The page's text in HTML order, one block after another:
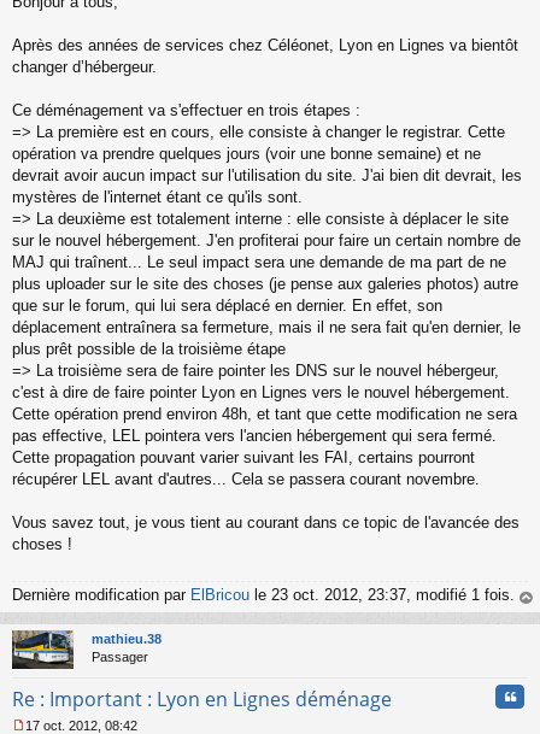
e
s
g
n
o
n
u
Après des années de services chez Céléonet, Lyon en Lignes va bientôt
changer d’hébergeur.
Ce déménagement va s'effectuer en trois étapes :
=> La première est en cours, elle consiste à changer le registrar. Cette
opération va prendre quelques jours (voir une bonne semaine) et ne
devrait avoir aucun impact sur l'utilisation du site. J'ai bien dit devrait, les
mystères de l'internet étant ce qu'ils sont.
=> La deuxième est totalement interne : elle consiste à déplacer le site
sur le nouvel hébergement. J'en profiterai pour faire un certain nombre de
MAJ qui traînent... Le seul impact sera une demande de ma part de ne
plus uploader sur le site des choses (je pense aux galeries photos) autre
que sur le forum, qui lui sera déplacé en dernier. En effet, son
déplacement entraînera sa fermeture, mais il ne sera fait qu'en dernier, le
plus prêt possible de la troisième étape
=> La troisième sera de faire pointer les DNS sur le nouvel hébergeur,
c'est à dire de faire pointer Lyon en Lignes vers le nouvel hébergement.
Cette opération prend environ 48h, et tant que cette modification ne sera
pas effective, LEL pointera vers l'ancien hébergement qui sera fermé.
Cette propagation pouvant varier suivant les FAI, certains pourront
récupérer LEL avant d'autres... Cela se passera courant novembre.
Vous savez tout, je vous tient au courant dans ce topic de l'avancée des
choses !
Dernière modification par ElBricou le 23 oct. 2012, 23:37, modifié 1 fois.
au
mathieu.38
Passager
Re : Important : Lyon en Lignes déménage
17 oct. 2012, 08:42